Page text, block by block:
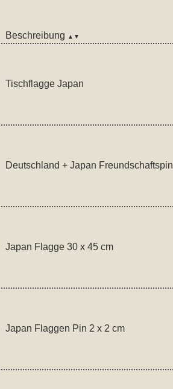
Beschreibung ▲▼
Tischflagge Japan
Deutschland + Japan Freundschaftspin
Japan Flagge 30 x 45 cm
Japan Flaggen Pin 2 x 2 cm